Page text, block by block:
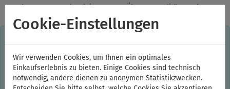
✓Jeden Monat starke Aktionen ✓Über 20 Qualitätsmarken ✓
Kostenlose Lieferung im Inland ab 150,00 Euro Bruttowarenwert
Einkaufserlebnis. Dabei werden beispielsweise die Session-
Informationen oder die Spracheinstellung auf Ihrem Rechner
gespeichert. Ohne Cookies ist der Funktionsumfang des
Online-Shops eingeschränkt. Sind Sie damit nicht
Cookie-Einstellungen
Wir verwenden Cookies, um Ihnen ein optimales
Einkaufserlebnis zu bieten. Einige Cookies sind technisch
notwendig, andere dienen zu anonymen Statistikzwecken.